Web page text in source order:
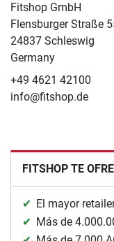
Fitshop GmbH
Flensburger Straße
24837 Schleswig
Germany
+49 4621 42100
info@fitshop.de
FITSHOP TE
El mayor
Más de